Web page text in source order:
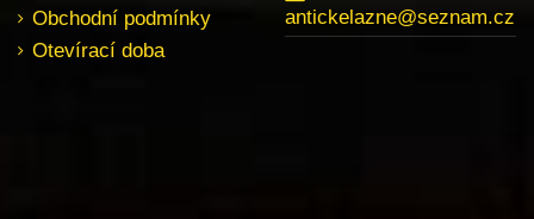
Obchodní podmínky
Otevírací doba
antickelazne@seznam.cz